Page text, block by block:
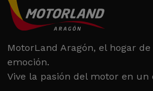
MotorLand Aragón, el hogar
emoción.
Vive la pasión del motor en